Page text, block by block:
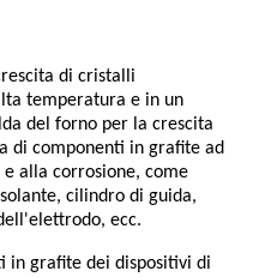
di cristalli
temperatura e in un
del forno per la crescita
di componenti in grafite ad
alla corrosione, come
cilindro di guida,
ecc.
in grafite dei dispositivi di